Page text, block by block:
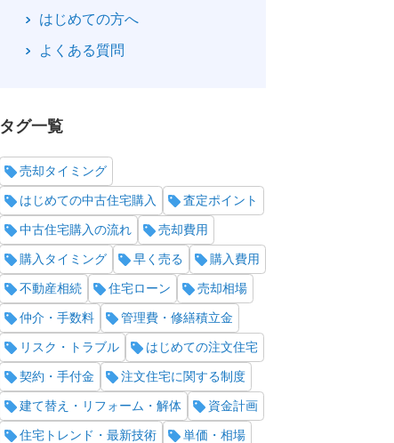
はじめての方へ
よくある質問
タグ一覧
売却タイミング
はじめての中古住宅購入 査定ポイント
中古住宅購入の流れ 売却費用
購入タイミング 早く売る 購入費用
不動産相続 住宅ローン 売却相場
仲介・手数料 管理費・修繕積立金
リスク・トラブル はじめての注文住宅
契約・手付金 注文住宅に関する制度
建て替え・リフォーム・解体 資金計画
住宅トレンド・最新技術 単価・相場